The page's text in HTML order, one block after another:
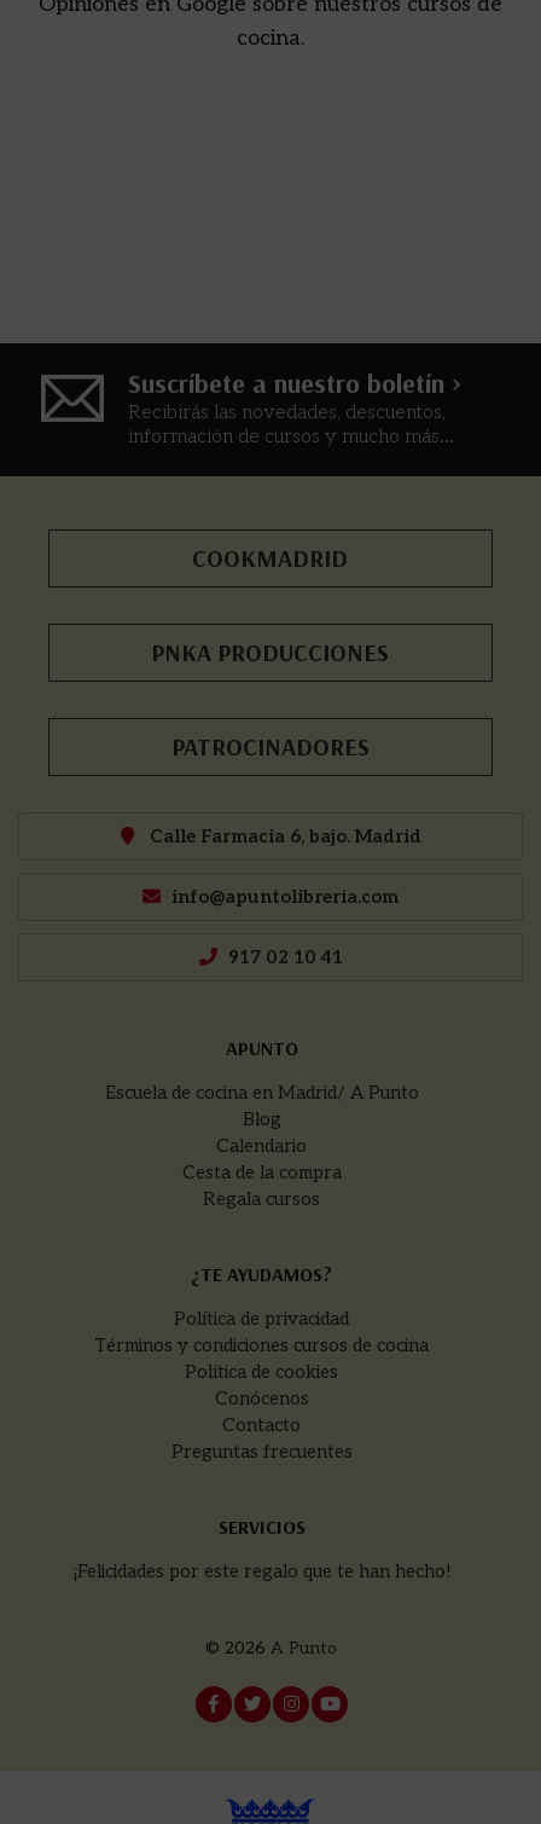
cocina.
Suscríbete a nuestro boletín >
Recibirás las novedades, descuentos,
información de cursos y mucho más...
COOKMADRID
PNKA PRODUCCIONES
PATROCINADORES
Calle Farmacia 6, bajo. Madrid
info@apuntolibreria.com
917 02 10 41
APUNTO
Escuela de cocina en Madrid/ A Punto
Blog
Calendario
Cesta de la compra
Regala cursos
¿TE AYUDAMOS?
Política de privacidad
Términos y condiciones cursos de cocina
Política de cookies
Conócenos
Contacto
Preguntas frecuentes
SERVICIOS
¡Felicidades por este regalo que te han hecho!
© 2026 A Punto